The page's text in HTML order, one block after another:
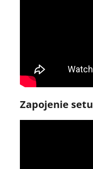
Zapojenie setu